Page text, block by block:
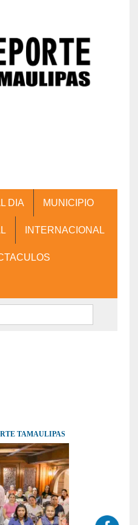
DIA MUNICIPIO
INTERNACIONAL
TAMAULIPAS